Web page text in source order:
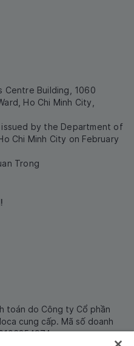
Centre Building, 1060
Ho Chi Minh City,
by the Department of
Chi Minh City on February
Trong
toán do Công ty Cổ phần
cung cấp. Mã số doanh